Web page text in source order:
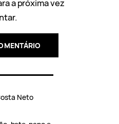
a próxima vez
Neto